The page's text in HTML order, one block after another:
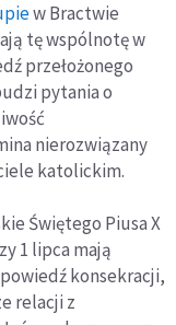
w Bractwie
tę wspólnotę w
przełożonego
pytania o
nierozwiązany
katolickim.
Świętego Piusa X
1 lipca mają
konsekracji,
relacji z